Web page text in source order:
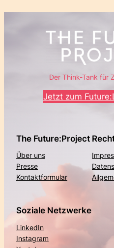
Der Think-Tank für
Jetzt zum
The Future:Project
Über uns
Presse
Kontaktformular
Soziale Netzwerke
LinkedIn
Instagram